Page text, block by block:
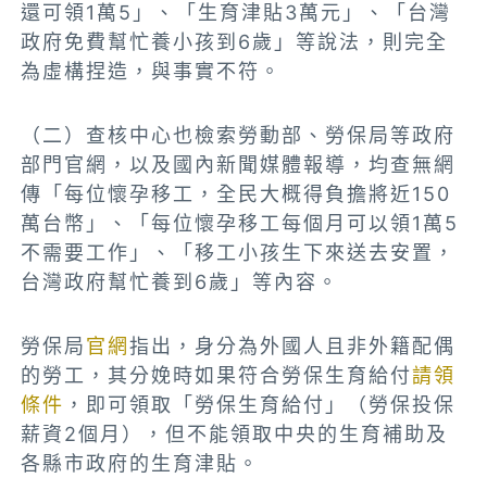
還可領1萬5」、「生育津貼3萬元」、「台灣
政府免費幫忙養小孩到6歲」等說法，則完全
為虛構捏造，與事實不符。
（二）查核中心也檢索勞動部、勞保局等政府
部門官網，以及國內新聞媒體報導，均查無網
傳「每位懷孕移工，全民大概得負擔將近150
萬台幣」、「每位懷孕移工每個月可以領1萬5
不需要工作」、「移工小孩生下來送去安置，
台灣政府幫忙養到6歲」等內容。
勞保局官網指出，身分為外國人且非外籍配偶
的勞工，其分娩時如果符合勞保生育給付請領
條件 ，即可領取「勞保生育給付」（勞保投保
薪資2個月），但不能領取中央的生育補助及
各縣市政府的生育津貼。